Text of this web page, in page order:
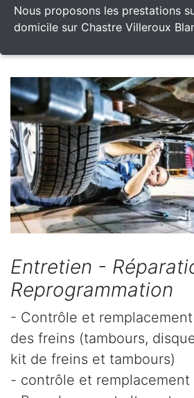
Nous proposons les prestations
domicile sur Chastre Villeroux
Entretien -
Reprogrammation
- Contrôle et
des freins (tambours,
kit de freins et tambours)
- contrôle et remplacement